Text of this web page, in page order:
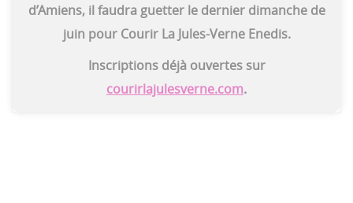
d’Amiens, il faudra guetter le dernier dimanche de
juin pour Courir La Jules-Verne Enedis.
Inscriptions déjà ouvertes sur
courirlajulesverne.com.